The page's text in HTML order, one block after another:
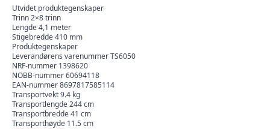
Utvidet produktegenskaper
Trinn 2×8 trinn
Lengde 4,1 meter
Stigebredde 410 mm
Produktegenskaper
Leverandørens varenummer TS6050
NRF-nummer 1398620
NOBB-nummer 60694118
EAN-nummer 8697817585114
Transportvekt 9.4 kg
Transportlengde 244 cm
Transportbredde 41 cm
Transporthøyde 11.5 cm